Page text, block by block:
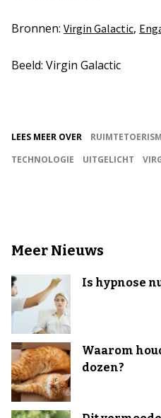
Bronnen: Virgin Galactic,
Beeld: Virgin Galactic
LEES MEER OVER
TECHNOLOGIE
UITGELICHT
Meer Nieuws
Is hypnose
Waarom
dozen?